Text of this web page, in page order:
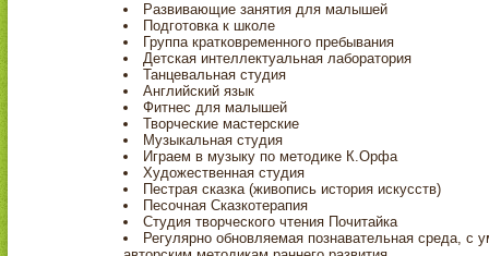
Развивающие занятия для малышей
Подготовка к школе
Группа кратковременного пребывания
Детская интеллектуальная лаборатория
Танцевальная студия
Английский язык
Фитнес для малышей
Творческие мастерские
Музыкальная студия
Играем в музыку по методике К.Орфа
Художественная студия
Пестрая сказка (живопись история искусств)
Песочная Сказкотерапия
Студия творческого чтения Почитайка
Регулярно обновляемая познавательная среда,